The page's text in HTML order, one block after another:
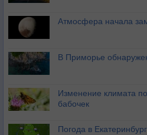
Атмосфера начала
В Приморье
Изменение климата
бабочек
Погода в